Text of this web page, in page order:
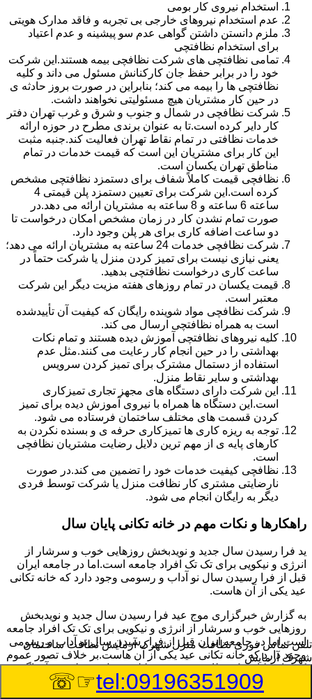
استخدام نیروی کار بومی
عدم استخدام نیروهای خارجی بی تجربه و فاقد مدارک هویتی
ملزم دانستن داشتن گواهی عدم سو پیشینه و عدم اعتیاد
برای استخدام نظافتچی
تمامی نظافتچی های شرکت نظافچی بیمه هستند.این شرکت
خود را در برابر حفظ جان کارکنانش مسئول می داند و کلیه
نظافتچی ها را بیمه می کند؛ بنابراین در صورت بروز حادثه ی
در حین کار مشتریان هیچ مسئولیتی نخواهند داشت.
شرکت نظافچی در شمال و جنوب و شرق و غرب تهران دفتر
کار دایر کرده است.تا به عنوان برندی مطرح در حوزه ارائه
خدمات نظافتی در تمام نقاط تهران فعالیت کند.جنبه مثبت
این کار برای مشتریان این است که قیمت خدمات در تمام
مناطق تهران یکسان است.
نظافچی قیمت کاملاً شفاف برای دستمزد نظافتچی مشخص
کرده است.این شرکت برای تعیین دستمزد پلن قیمتی 4
ساعته 6 ساعته و 8 ساعته به مشتریان ارائه می دهد.در
صورت تمام نشدن کار در زمان مشخص امکان درخواست تا
دو ساعت اضافه کاری برای هر پلن وجود دارد.
شرکت نظافچی خدمات 24 ساعته به مشتریان ارائه می دهد؛
یعنی نیازی نیست برای تمیز کردن منزل یا شرکت حتماً در
ساعت کاری درخواست نظافتچی بدهید.
قیمت یکسان در تمام روزهای هفته مزیت دیگر این شرکت
معتبر است.
شرکت نظافچی مواد شوینده رایگان که کیفیت آن تأییدشده
است به همراه نظافتچی ارسال می کند.
کلیه نیروهای نظافتچی آموزش دیده هستند و تمام نکات
بهداشتی را در حین انجام کار رعایت می کنند.مثل عدم
استفاده از دستمال مشترک برای تمیز کردن سرویس
بهداشتی و سایر نقاط منزل.
این شرکت دارای دستگاه های مجهز تجاری تمیزکاری
است.این دستگاه ها همراه با نیروی آموزش دیده برای تمیز
کردن قسمت های مختلف ساختمان فرستاده می شود.
توجه به ریزه کاری ها تمیزکاری حرفه ی و بسنده نکردن به
کارهای پایه ی از مهم ترین دلایل رضایت مشتریان نظافچی
است.
نظافچی کیفیت خدمات خود را تضمین می کند.در صورت
نارضایتی مشتری کار نظافت منزل یا شرکت توسط فردی
دیگر به رایگان انجام می شود.
راهکارها و نکات مهم در خانه تکانی پایان سال
ید فرا رسیدن سال جدید و نویدبخش روزهایی خوب و سرشار از
انرژی و نیکویی برای تک تک افراد جامعه است.اما در جامعه ایران
قبل از فرا رسیدن سال نو آداب و رسومی وجود دارد که خانه تکانی
عید یکی از آن هاست.
به گزارش خبرگزاری موج عید فرا رسیدن سال جدید و نویدبخش
روزهایی خوب و سرشار از انرژی و نیکویی برای تک تک افراد جامعه
است.اما در جامعه ایران قبل از فرا رسیدن سال نو آداب و رسومی
وجود دارد که خانه تکانی عید یکی از آن هاست.بر خلاف تصور عموم
که خانه تکانی یک نظافت عمومی و کلی منزل به نظر می آید اگر
بخواهیم به طور اصولی آن را انجام دهیم باید به برخی از نکات توجه
بیشتر داشته باشیم.
تلفن تماس فورینظافت منزل شهرک آزمایش نظافت ساختمان
شهرک آزمایش
tel:09196351909
☞☏